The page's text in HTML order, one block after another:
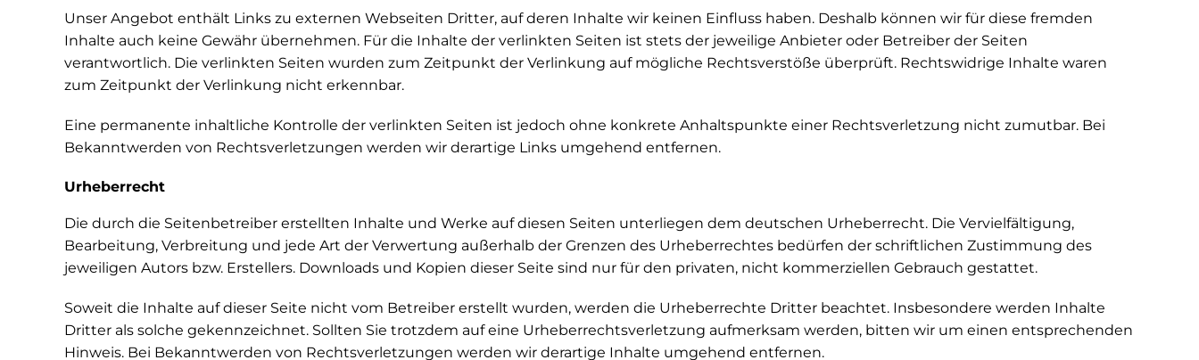
Unser Angebot enthält Links zu externen Webseiten Dritter, auf deren Inhalte wir keinen Einfluss haben. Deshalb können wir für diese fremden
Inhalte auch keine Gewähr übernehmen. Für die Inhalte der verlinkten Seiten ist stets der jeweilige Anbieter oder Betreiber der Seiten
verantwortlich. Die verlinkten Seiten wurden zum Zeitpunkt der Verlinkung auf mögliche Rechtsverstöße überprüft. Rechtswidrige Inhalte waren
zum Zeitpunkt der Verlinkung nicht erkennbar.
Eine permanente inhaltliche Kontrolle der verlinkten Seiten ist jedoch ohne konkrete Anhaltspunkte einer Rechtsverletzung nicht zumutbar. Bei
Bekanntwerden von Rechtsverletzungen werden wir derartige Links umgehend entfernen.
Urheberrecht
Die durch die Seitenbetreiber erstellten Inhalte und Werke auf diesen Seiten unterliegen dem deutschen Urheberrecht. Die Vervielfältigung,
Bearbeitung, Verbreitung und jede Art der Verwertung außerhalb der Grenzen des Urheberrechtes bedürfen der schriftlichen Zustimmung des
jeweiligen Autors bzw. Erstellers. Downloads und Kopien dieser Seite sind nur für den privaten, nicht kommerziellen Gebrauch gestattet.
Soweit die Inhalte auf dieser Seite nicht vom Betreiber erstellt wurden, werden die Urheberrechte Dritter beachtet. Insbesondere werden Inhalte
Dritter als solche gekennzeichnet. Sollten Sie trotzdem auf eine Urheberrechtsverletzung aufmerksam werden, bitten wir um einen entsprechenden
Hinweis. Bei Bekanntwerden von Rechtsverletzungen werden wir derartige Inhalte umgehend entfernen.